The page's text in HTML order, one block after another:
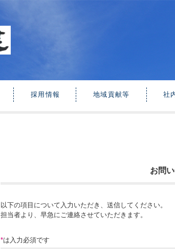
採用情報 地域貢献等 社
お問
以下の項目について入力いただき、送信してください。
担当者より、早急にご連絡させていただきます。
*は入力必須です